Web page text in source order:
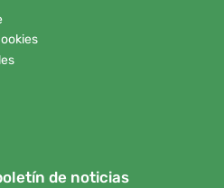
de noticias